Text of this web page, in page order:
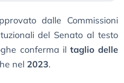
dalle Commissioni
del Senato al testo
conferma il taglio delle
nel 2023.